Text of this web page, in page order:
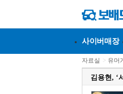
사이버매장
자료실 > 유머
김용현, ‘